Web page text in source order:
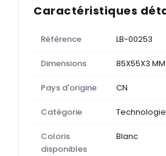
Caractéristiques
Référence LB-00253
Dimensions 85X55X3 MM
Pays d'origine CN
Catégorie
Coloris
disponibles
Blanc